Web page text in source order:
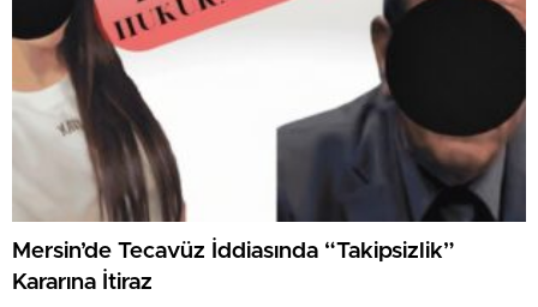
Mersin’de Tecavüz İddiasında “Takipsizlik”
Kararına İtiraz